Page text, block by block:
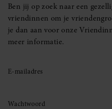
Ben jij op zoek naar een
vriendinnen om je
je dan aan voor onze
meer informatie.
E-mailadres
Wachtwoord